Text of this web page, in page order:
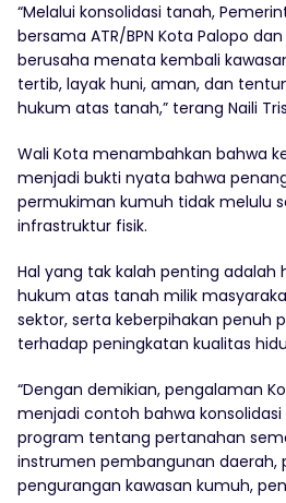
“Melalui konsolidasi tanah,
bersama ATR/BPN Kota Palopo
berusaha menata kembali
tertib, layak huni, aman, dan
hukum atas tanah,” terang Naili
Wali Kota menambahkan bahwa
menjadi bukti nyata bahwa
permukiman kumuh tidak melulu
infrastruktur fisik.
Hal yang tak kalah penting adalah
hukum atas tanah milik
sektor, serta keberpihakan penuh
terhadap peningkatan kualitas
“Dengan demikian, pengalaman
menjadi contoh bahwa
program tentang pertanahan
instrumen pembangunan daerah,
pengurangan kawasan kumuh,